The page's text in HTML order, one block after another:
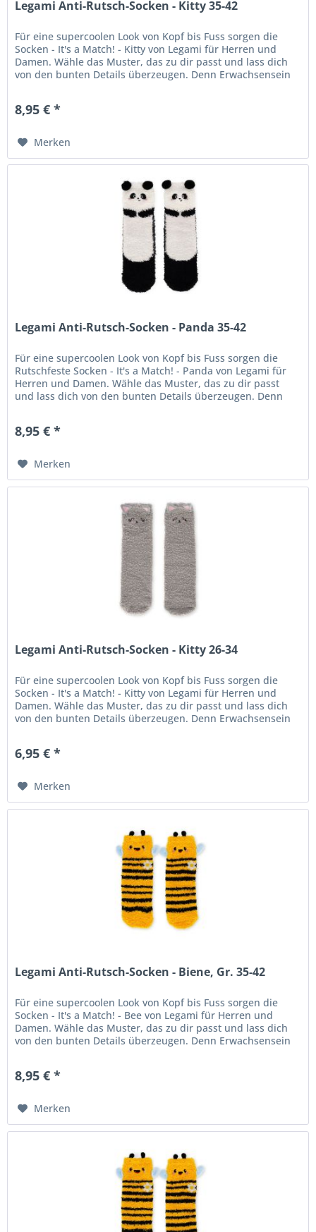
Legami Anti-Rutsch-Socken - Kitty 35-42
Für eine supercoolen Look von Kopf bis Fuss sorgen die
Socken - It's a Match! - Kitty von Legami für Herren und
Damen. Wähle das Muster, das zu dir passt und lass dich
von den bunten Details überzeugen. Denn Erwachsensein
8,95 € *
Merken
Legami Anti-Rutsch-Socken - Panda 35-42
Für eine supercoolen Look von Kopf bis Fuss sorgen die
Rutschfeste Socken - It's a Match! - Panda von Legami für
Herren und Damen. Wähle das Muster, das zu dir passt
und lass dich von den bunten Details überzeugen. Denn
8,95 € *
Merken
Legami Anti-Rutsch-Socken - Kitty 26-34
Für eine supercoolen Look von Kopf bis Fuss sorgen die
Socken - It's a Match! - Kitty von Legami für Herren und
Damen. Wähle das Muster, das zu dir passt und lass dich
von den bunten Details überzeugen. Denn Erwachsensein
6,95 € *
Merken
Legami Anti-Rutsch-Socken - Biene, Gr. 35-42
Für eine supercoolen Look von Kopf bis Fuss sorgen die
Socken - It's a Match! - Bee von Legami für Herren und
Damen. Wähle das Muster, das zu dir passt und lass dich
von den bunten Details überzeugen. Denn Erwachsensein
8,95 € *
Merken